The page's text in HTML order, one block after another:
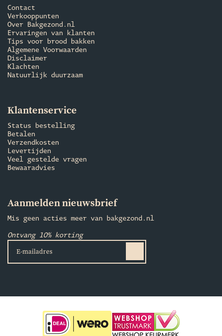
Contact
Verkooppunten
Over Bakgezond.nl
Ervaringen van klanten
Tips voor brood bakken
Algemene Voorwaarden
Disclaimer
Klachten
Natuurlijk duurzaam
Klantenservice
Status bestelling
Betalen
Verzendkosten
Levertijden
Veel gestelde vragen
Bewaaradvies
Aanmelden nieuwsbrief
Mis geen acties meer van bakgezond.nl
Ontvang 10% korting